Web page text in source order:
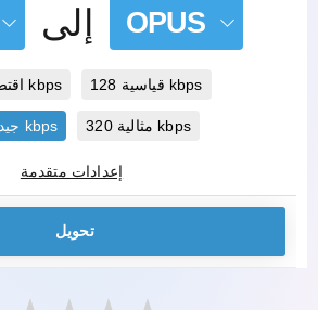
إلى OPUS
اقتصادية 96 kbps قياسية 128 kbps
جيدة 192 kbps مثالية 320 kbps
إعدادات متقدمة
تحويل